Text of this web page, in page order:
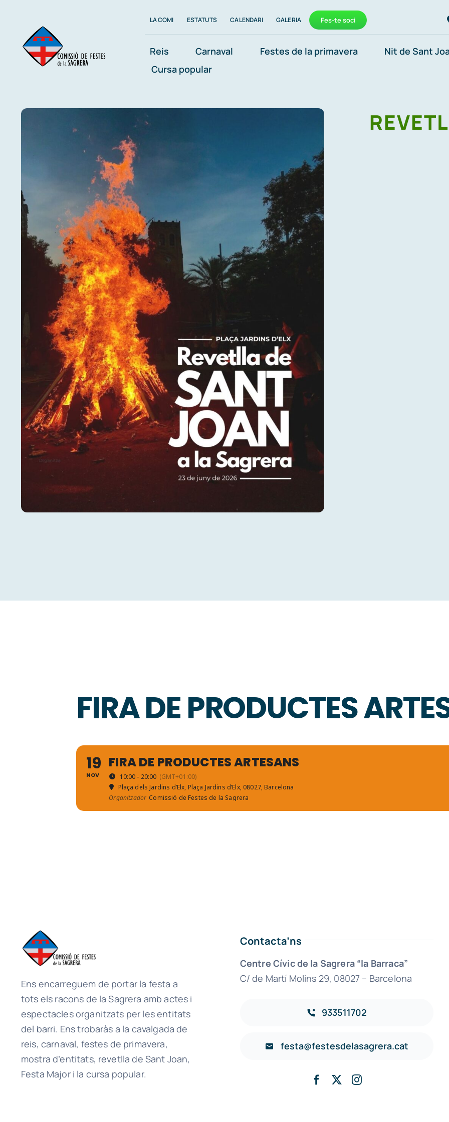
content
LA COMI ESTATUTS CALENDARI GALERIA Fes-te soci
Reis Carnaval Festes de la primavera
Nit de Sant
Cursa popular
FIRA DE PRODUCTES
19
NOV
FIRA DE PRODUCTES ARTESANS
10:00 - 20:00 (GMT+01:00)
Plaça dels Jardins d’Elx, Plaça Jardins d’Elx, 08027, Barcelona
Organitzador Comissió de Festes de la Sagrera
Ens encarreguem de portar la festa a
tots els racons de la Sagrera amb actes i
espectacles organitzats per les entitats
del barri. Ens trobaràs a la cavalgada de
reis, carnaval, festes de primavera,
mostra d’entitats, revetlla de Sant Joan,
Festa Major i la cursa popular.
Contacta’ns
Centre Cívic de la Sagrera “la Barraca”
C/ de Martí Molins 29, 08027 – Barcelona
933511702
festa@festesdelasagrera.cat